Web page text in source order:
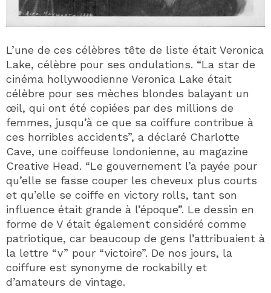
L’une de ces célèbres tête de liste était Veronica
Lake, célèbre pour ses ondulations. “La star de
cinéma hollywoodienne Veronica Lake était
célèbre pour ses mèches blondes balayant un
œil, qui ont été copiées par des millions de
femmes, jusqu’à ce que sa coiffure contribue à
ces horribles accidents”, a déclaré Charlotte
Cave, une coiffeuse londonienne, au magazine
Creative Head. “Le gouvernement l’a payée pour
qu’elle se fasse couper les cheveux plus courts
et qu’elle se coiffe en victory rolls, tant son
influence était grande à l’époque”. Le dessin en
forme de V était également considéré comme
patriotique, car beaucoup de gens l’attribuaient à
la lettre “v” pour “victoire”. De nos jours, la
coiffure est synonyme de rockabilly et
d’amateurs de vintage.